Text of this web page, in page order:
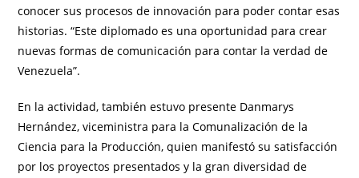
conocer sus procesos de innovación para poder contar esas
historias. “Este diplomado es una oportunidad para crear
nuevas formas de comunicación para contar la verdad de
Venezuela”.
En la actividad, también estuvo presente Danmarys
Hernández, viceministra para la Comunalización de la
Ciencia para la Producción, quien manifestó su satisfacción
por los proyectos presentados y la gran diversidad de